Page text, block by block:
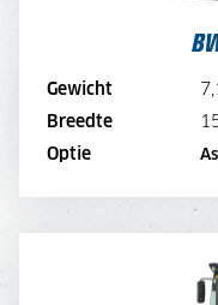
Gewicht
Breedte
Optie